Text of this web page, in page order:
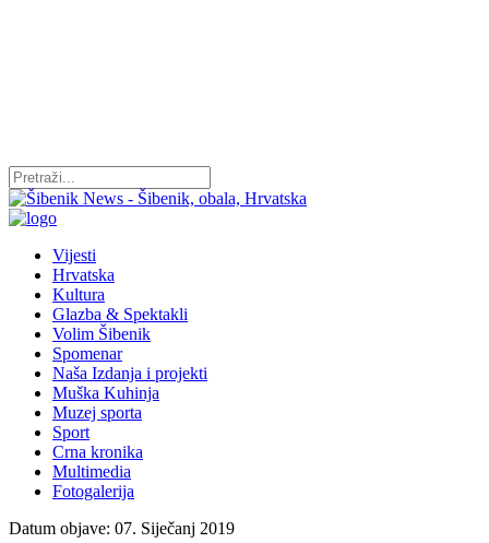
Vijesti
Hrvatska
Kultura
Glazba & Spektakli
Volim Šibenik
Spomenar
Naša Izdanja i projekti
Muška Kuhinja
Muzej sporta
Sport
Crna kronika
Multimedia
Fotogalerija
Datum objave: 07. Siječanj 2019